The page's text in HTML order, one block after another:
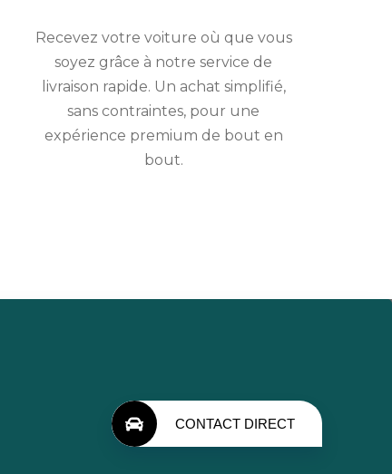
Recevez votre voiture où que vous
soyez grâce à notre service de
livraison rapide. Un achat simplifié,
sans contraintes, pour une
expérience premium de bout en
bout.
CONTACT DIRECT